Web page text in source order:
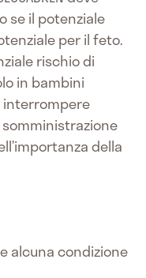
se il potenziale
per il feto.
rischio di
in bambini
interrompere
della
alcuna condizione